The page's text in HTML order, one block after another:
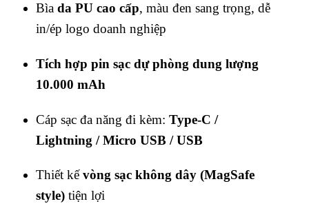
Bìa da PU cao cấp, màu đen sang trọng, dễ
in/ép logo doanh nghiệp
Tích hợp pin sạc dự phòng dung lượng
10.000 mAh
Cáp sạc đa năng đi kèm: Type-C /
Lightning / Micro USB / USB
Thiết kếvòng sạc không dây (MagSafe
style)tiện lợi